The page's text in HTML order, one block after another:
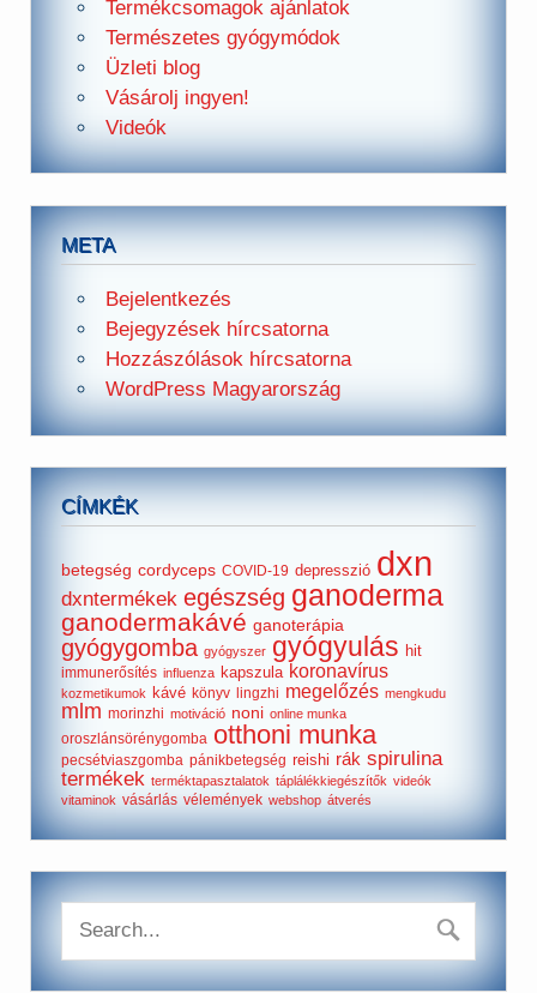
Termékcsomagok ajánlatok
Természetes gyógymódok
Üzleti blog
Vásárolj ingyen!
Videók
META
Bejelentkezés
Bejegyzések hírcsatorna
Hozzászólások hírcsatorna
WordPress Magyarország
CÍMKÉK
betegség cordyceps COVID-19 depresszió dxn
dxntermékek egészség ganoderma
ganodermakávé ganoterápia
gyógygomba gyógyszer gyógyulás hit
immunerősítés influenza kapszula koronavírus
kozmetikumok kávé könyv lingzhi megelőzés mengkudu
mlm morinzhi motiváció noni online munka
oroszlánsörénygomba otthoni munka
pecsétviaszgomba pánikbetegség reishi rák spirulina
termékek terméktapasztalatok táplálékkiegészítők videók
vitaminok vásárlás vélemények webshop átverés